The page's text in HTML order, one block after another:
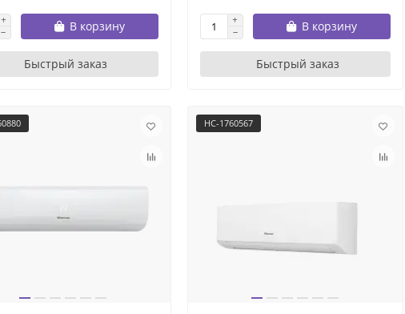
В корзину
Быстрый заказ
В корзину
Быстрый заказ
НС-1760567